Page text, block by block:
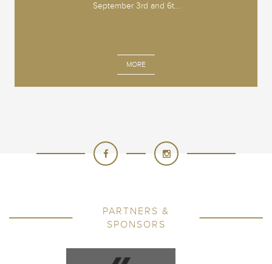
September 3rd and 6t...
MORE
PARTNERS &
SPONSORS